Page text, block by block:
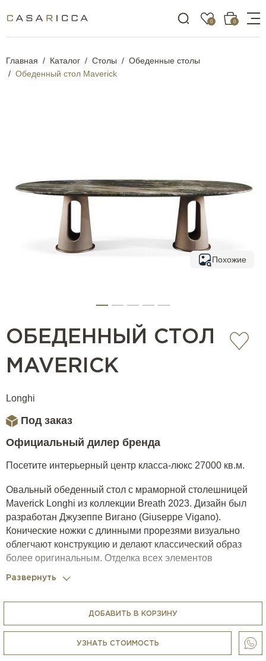
0 0
Главная Каталог Столы
Обеденные столы
Обеденный стол Maverick
Похожие
ОБЕДЕННЫЙ СТОЛ
MAVERICK
Longhi
Под заказ
Официальный дилер бренда
Посетите интерьерный центр класса-люкс 27000 кв.м.
Овальный обеденный стол с мраморной столешницей
Maverick Longhi из коллекции Breath 2023. Дизайн был
разработан Джузеппе Вигано (Giuseppe Vigano).
Конические ножки с длинными прорезями визуально
облегчают конструкцию и делают классический образ
более оригинальным. Отделка всех элементов
см). В этом случае она может дополняться Lazy Susan
(D75, D90 и D110 см). Для овальной столешницы Lazy
Susan не предусматривается.
Развернуть
ДОБАВИТЬ В КОРЗИНУ
УЗНАТЬ СТОИМОСТЬ